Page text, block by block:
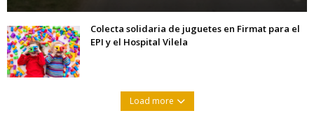
Colecta solidaria de juguetes en Firmat para el
EPI y el Hospital Vilela
Load more